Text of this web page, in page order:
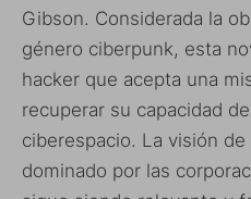
Gibson. Considerada la
género ciberpunk, esta
hacker que acepta una
recuperar su capacidad
ciberespacio. La visión
dominado por las